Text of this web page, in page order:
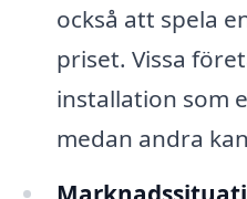
också att spela
priset. Vissa
installation som
medan andra